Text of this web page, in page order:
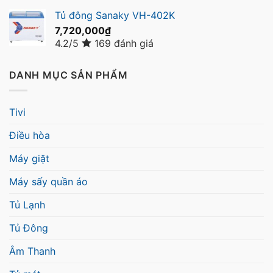
Tủ đông Sanaky VH-402K
7,720,000₫
4.2/5
169 đánh giá
DANH MỤC SẢN PHẨM
Tivi
Điều hòa
Máy giặt
Máy sấy quần áo
Tủ Lạnh
Tủ Đông
Âm Thanh